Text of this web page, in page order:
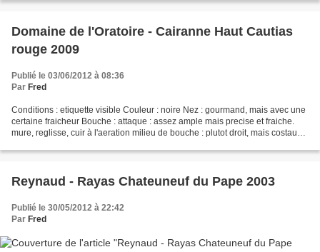
Domaine de l'Oratoire - Cairanne Haut Cautias
rouge 2009
Publié le 03/06/2012 à 08:36
Par Fred
Conditions : etiquette visible Couleur : noire Nez : gourmand, mais avec une
certaine fraicheur Bouche : attaque : assez ample mais precise et fraiche.
mure, reglisse, cuir à l'aeration milieu de bouche : plutot droit, mais costaud
Reynaud - Rayas Chateuneuf du Pape 2003
Publié le 30/05/2012 à 22:42
Par Fred